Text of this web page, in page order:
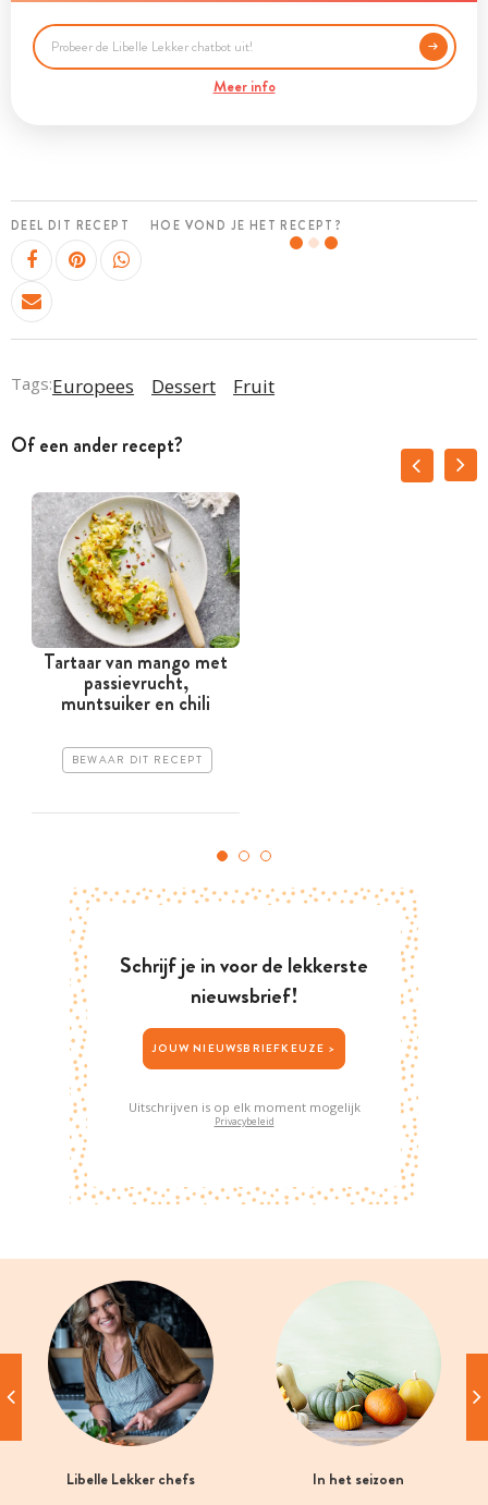
Meer info
DEEL DIT RECEPT HOE VOND JE HET RECEPT?
Tags:Europees Dessert Fruit
Of een ander recept?
Tartaar van mango met
passievrucht,
muntsuiker en chili
BEWAAR DIT RECEPT
Schrijf je in voor de lekkerste
nieuwsbrief!
JOUW NIEUWSBRIEFKEUZE >
Uitschrijven is op elk moment mogelijk
Privacybeleid
Libelle Lekker chefs In het seizoen